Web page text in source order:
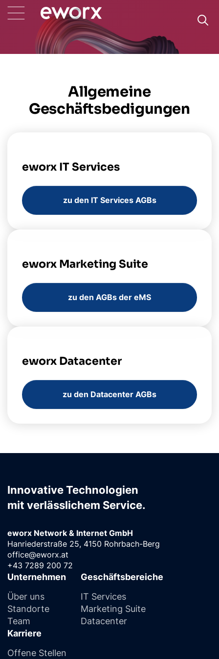
Allgemeine
Geschäftsbedigungen
eworx IT Services
zu den IT Services AGBs
eworx Marketing Suite
zu den AGBs der eMS
eworx Datacenter
zu den Datacenter AGBs
Innovative Technologien
mit verlässlichem Service.
eworx Network & Internet GmbH
Hanriederstraße 25, 4150 Rohrbach-Berg
office@eworx.at
+43 7289 200 72
Unternehmen
Über uns
Standorte
Team
Geschäftsbereiche
IT Services
Marketing Suite
Datacenter
Karriere
Offene Stellen